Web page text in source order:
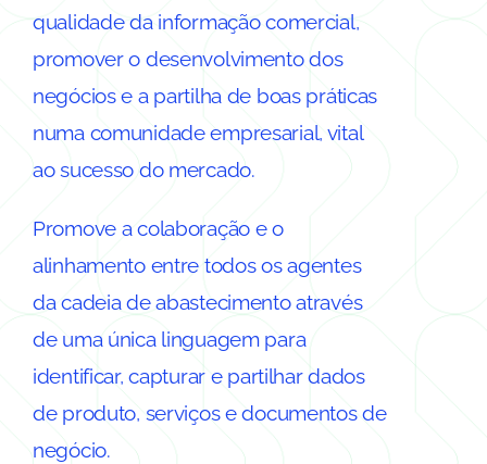
qualidade da informação comercial,
promover o desenvolvimento dos
negócios e a partilha de boas práticas
numa comunidade empresarial, vital
ao sucesso do mercado.
Promove a colaboração e o
alinhamento entre todos os agentes
da cadeia de abastecimento através
de uma única linguagem para
identificar, capturar e partilhar dados
de produto, serviços e documentos de
negócio.